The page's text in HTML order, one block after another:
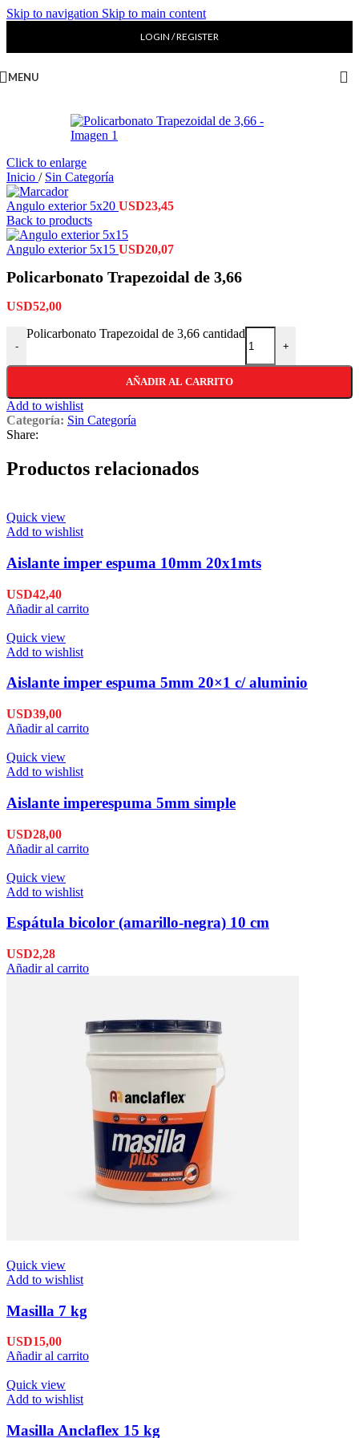
Skip to navigation Skip to main content
LOGIN / REGISTER
MENU
Click to enlarge
Inicio / Sin Categoría
Angulo exterior 5x20 USD23,45
Back to products
Angulo exterior 5x15 USD20,07
Policarbonato Trapezoidal de 3,66
USD52,00
-
Policarbonato Trapezoidal de 3,66 cantidad
+
AÑADIR AL CARRITO
Add to wishlist
Categoría: Sin Categoría
Share:
Productos relacionados
Quick view
Add to wishlist
Aislante imper espuma 10mm 20x1mts
USD42,40
Añadir al carrito
Quick view
Add to wishlist
Aislante imper espuma 5mm 20×1 c/ aluminio
USD39,00
Añadir al carrito
Quick view
Add to wishlist
Aislante imperespuma 5mm simple
USD28,00
Añadir al carrito
Quick view
Add to wishlist
Espátula bicolor (amarillo-negra) 10 cm
USD2,28
Añadir al carrito
Quick view
Add to wishlist
Masilla 7 kg
USD15,00
Añadir al carrito
Quick view
Add to wishlist
Masilla Anclaflex 15 kg